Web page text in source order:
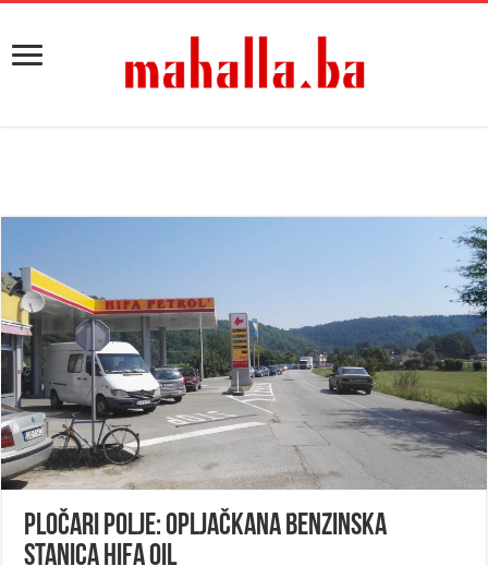
Pločari Polje: Opljačkana benzinska
stanica HIFA Oil